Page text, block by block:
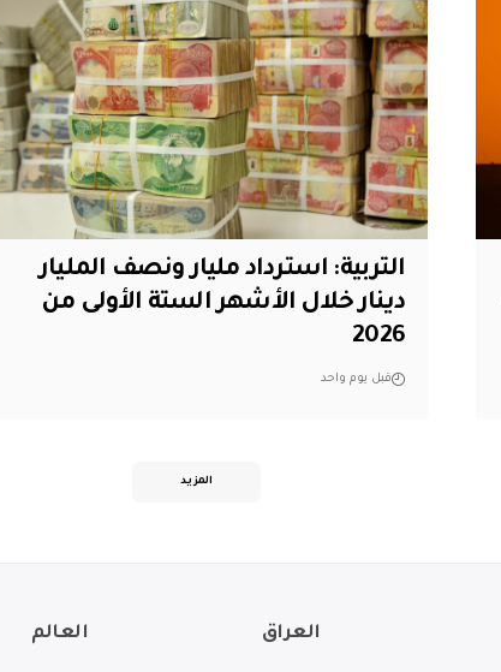
التربية: استرداد مليار ونصف المليار
دينار خلال الأشهر الستة الأولى من
2026
قبل يوم واحد
المزيد
العراق العالم